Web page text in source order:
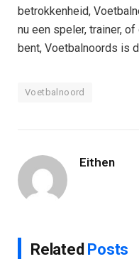
betrokkenheid,
nu een speler, trainer,
bent, Voetbalnoords is
Voetbalnoord
Eithen
Related Posts